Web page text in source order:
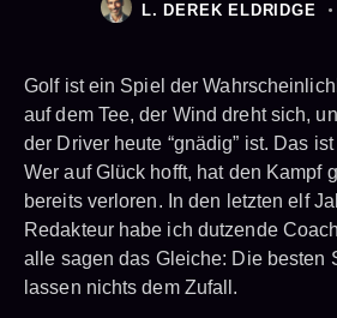
L. DEREK ELDRIDGE
Golf ist ein Spiel der
auf dem Tee, der Wind dreht sich,
der Driver heute “gnädig” ist. Das
Wer auf Glück hofft, hat den Kampf
bereits verloren. In den letzten elf
Redakteur habe ich dutzende
alle sagen das Gleiche: Die besten
lassen nichts dem Zufall.